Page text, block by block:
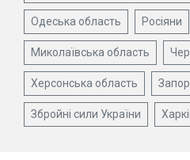
Одеська область Росіяни
Миколаївська область
Херсонська область
Збройні сили України